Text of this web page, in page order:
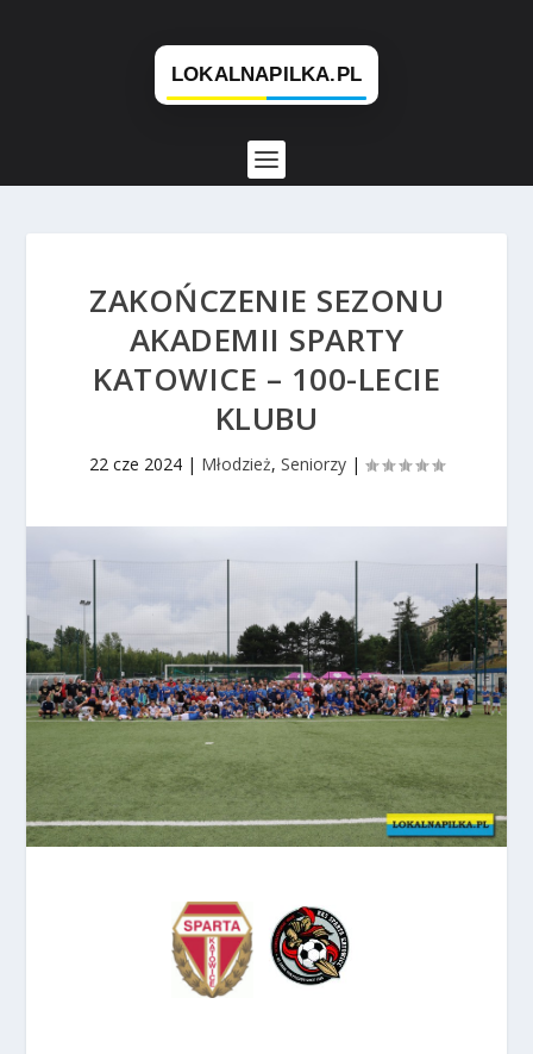
ZAKOŃCZENIE SEZONU
AKADEMII SPARTY
KATOWICE – 100-LECIE
KLUBU
22 cze 2024 | Młodzież, Seniorzy |